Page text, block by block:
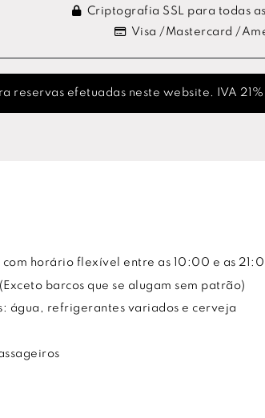
Criptografia SSL para todas
Visa /Mastercard /
reservas efetuadas neste website. IVA
com horário flexível entre as 10:00 e as
barcos que se alugam sem patrão)
água, refrigerantes variados e cerveja